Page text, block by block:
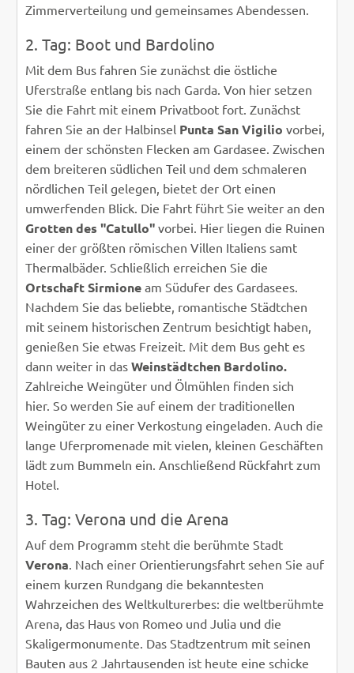
Zimmerverteilung und gemeinsames Abendessen.
2. Tag: Boot und Bardolino
Mit dem Bus fahren Sie zunächst die östliche
Uferstraße entlang bis nach Garda. Von hier setzen
Sie die Fahrt mit einem Privatboot fort. Zunächst
fahren Sie an der Halbinsel Punta San Vigilio vorbei,
einem der schönsten Flecken am Gardasee. Zwischen
dem breiteren südlichen Teil und dem schmaleren
nördlichen Teil gelegen, bietet der Ort einen
umwerfenden Blick. Die Fahrt führt Sie weiter an den
Grotten des "Catullo" vorbei. Hier liegen die Ruinen
einer der größten römischen Villen Italiens samt
Thermalbäder. Schließlich erreichen Sie die
Ortschaft Sirmione am Südufer des Gardasees.
Nachdem Sie das beliebte, romantische Städtchen
mit seinem historischen Zentrum besichtigt haben,
genießen Sie etwas Freizeit. Mit dem Bus geht es
dann weiter in dasWeinstädtchen Bardolino.
Zahlreiche Weingüter und Ölmühlen finden sich
hier. So werden Sie auf einem der traditionellen
Weingüter zu einer Verkostung eingeladen. Auch die
lange Uferpromenade mit vielen, kleinen Geschäften
lädt zum Bummeln ein. Anschließend Rückfahrt zum
Hotel.
3. Tag: Verona und die Arena
Auf dem Programm steht die berühmte Stadt
Verona . Nach einer Orientierungsfahrt sehen Sie auf
einem kurzen Rundgang die bekanntesten
Wahrzeichen des Weltkulturerbes: die weltberühmte
Arena, das Haus von Romeo und Julia und die
Skaligermonumente. Das Stadtzentrum mit seinen
Bauten aus 2 Jahrtausenden ist heute eine schicke